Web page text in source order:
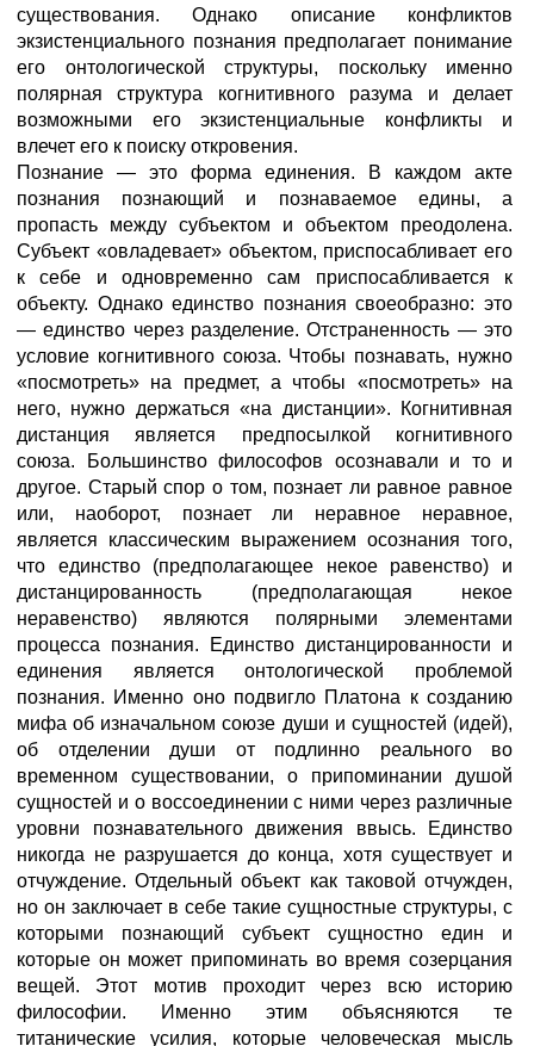
существования. Однако описание конфликтов
экзистенциального познания предполагает понимание
его онтологической структуры, поскольку именно
полярная структура когнитивного разума и делает
возможными его экзистенциальные конфликты и
влечет его к поиску откровения.
Познание — это форма единения. В каждом акте
познания познающий и познаваемое едины, а
пропасть между субъектом и объектом преодолена.
Субъект «овладевает» объектом, приспосабливает его
к себе и одновременно сам приспосабливается к
объекту. Однако единство познания своеобразно: это
— единство через разделение. Отстраненность — это
условие когнитивного союза. Чтобы познавать, нужно
«посмотреть» на предмет, а чтобы «посмотреть» на
него, нужно держаться «на дистанции». Когнитивная
дистанция является предпосылкой когнитивного
союза. Большинство философов осознавали и то и
другое. Старый спор о том, познает ли равное равное
или, наоборот, познает ли неравное неравное,
является классическим выражением осознания того,
что единство (предполагающее некое равенство) и
дистанцированность (предполагающая некое
неравенство) являются полярными элементами
процесса познания. Единство дистанцированности и
единения является онтологической проблемой
познания. Именно оно подвигло Платона к созданию
мифа об изначальном союзе души и сущностей (идей),
об отделении души от подлинно реального во
временном существовании, о припоминании душой
сущностей и о воссоединении с ними через различные
уровни познавательного движения ввысь. Единство
никогда не разрушается до конца, хотя существует и
отчуждение. Отдельный объект как таковой отчужден,
но он заключает в себе такие сущностные структуры, с
которыми познающий субъект сущностно един и
которые он может припоминать во время созерцания
вещей. Этот мотив проходит через всю историю
философии. Именно этим объясняются те
титанические усилия, которые человеческая мысль